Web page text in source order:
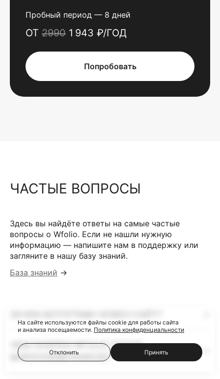
Пробный период — 8 дней
ОТ 2990 1 943 ₽/ГОД
Попробовать
ЧАСТЫЕ ВОПРОСЫ
Здесь вы найдёте ответы на самые частые
вопросы о Wfolio. Если не нашли нужную
информацию — напишите нам в поддержку или
загляните в нашу базу знаний.
База знаний →
ЧЕМ ГАЛЕРЕИ WFOLIO ЛУЧШЕ
ФАЙЛООБМЕННИКОВ?
На сайте используются файлы cookie для работы сайта
и анализа посещаемости. Политика конфиденциальности
Отклонить Принять